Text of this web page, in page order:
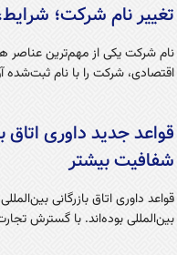
تغییر نام شرکت؛
نام شرکت یکی از مهم‌ترین
اقتصادی، شرکت را با نام
قواعد جدید داوری
شفافیت بیشتر
بین‌المللی بوده‌اند. با گسترش